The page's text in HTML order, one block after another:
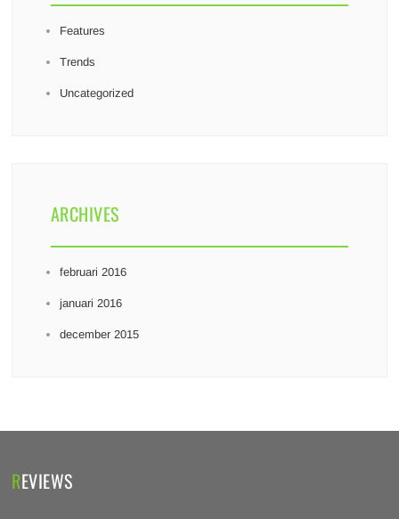
Features
Trends
Uncategorized
ARCHIVES
februari 2016
januari 2016
december 2015
REVIEWS